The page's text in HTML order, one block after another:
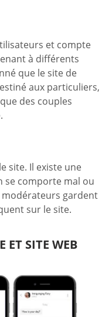
et compte
à différents
que le site de
aux particuliers,
des couples
site. Il existe une
se comporte mal ou
modérateurs gardent
sur le site.
SITE WEB